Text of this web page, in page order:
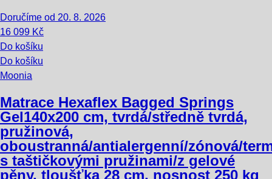
Doručíme od 20. 8. 2026
16 099 Kč
Do košíku
Do košíku
Moonia
Matrace Hexaflex Bagged Springs
Gel140x200 cm, tvrdá/středně tvrdá,
pružinová,
oboustranná/antialergenní/zónová/
s taštičkovými pružinami/z gelové
pěny, tloušťka 28 cm, nosnost 250 kg